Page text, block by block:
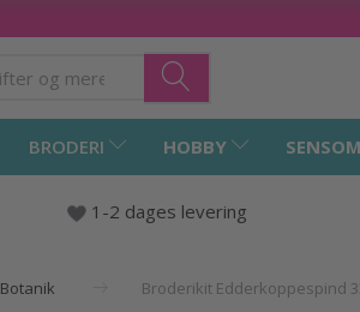
BRODERI HOBBY
1-2 dages levering
Botanik Broderikit Edderkoppespind